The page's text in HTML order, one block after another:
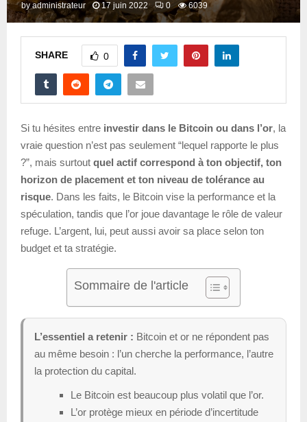
byadministrateur 17 juin 2022 0 6039
SHARE 0
Si tu hésites entre investir dans le Bitcoin ou dans l’or, la
vraie question n’est pas seulement “lequel rapporte le plus
?”, mais surtout quel actif correspond à ton objectif, ton
horizon de placement et ton niveau de tolérance au
risque. Dans les faits, le Bitcoin vise la performance et la
spéculation, tandis que l’or joue davantage le rôle de valeur
refuge. L’argent, lui, peut aussi avoir sa place selon ton
budget et ta stratégie.
Sommaire de l'article
L’essentiel a retenir : Bitcoin et or ne répondent pas
au même besoin : l’un cherche la performance, l’autre
la protection du capital.
Le Bitcoin est beaucoup plus volatil que l’or.
L’or protège mieux en période d’incertitude